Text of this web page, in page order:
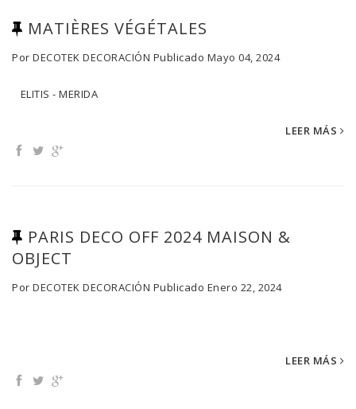
MATIÈRES VÉGÉTALES
Por DECOTEK DECORACIÓN Publicado Mayo 04, 2024
ELITIS - MERIDA
LEER MÁS
PARIS DECO OFF 2024 MAISON &
OBJECT
Por DECOTEK DECORACIÓN Publicado Enero 22, 2024
LEER MÁS